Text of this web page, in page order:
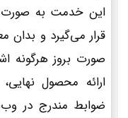
این خدمت به صورت
قرار می‌گیرد و بدان
صورت بروز هرگونه
ارائه محصول
ضوابط مندرج در